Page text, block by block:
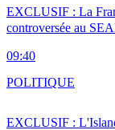
EXCLUSIF : La
controversée au
09:40
EXCLUSIF :
POLITIQUE